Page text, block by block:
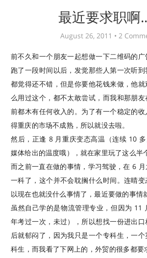
最近要求职啊
August 26, 2011 • 2
前不久和一个朋友一起想做一下二维码的
跑了一段时间以后，发觉那些人第一次听到
都觉得还不错，但是你要他花钱来做，他
么用过这个，都不太敢尝试，而我和那朋
前都木有任何收入的。为了有一个稳定的
得重庆的市场不成熟，所以就没去啦。
然后，正逢 8 月重庆变态高温（连续 10
媒体给出的温度哦），就在家里玩了这么半
而之前一直在做的事情，学习驾驶，在 6
一科了，这个并不会耽搁什么时间。连晴
以现在也就没什么事情了，最近要做的事情
虽然自己学的是物流管理专业，但因为 11
年考过一次，未过），所以想找一份进出
后就郁闷了，因为我只是一个专科生，一
科生，而我看了下网上的，外贸的很多都